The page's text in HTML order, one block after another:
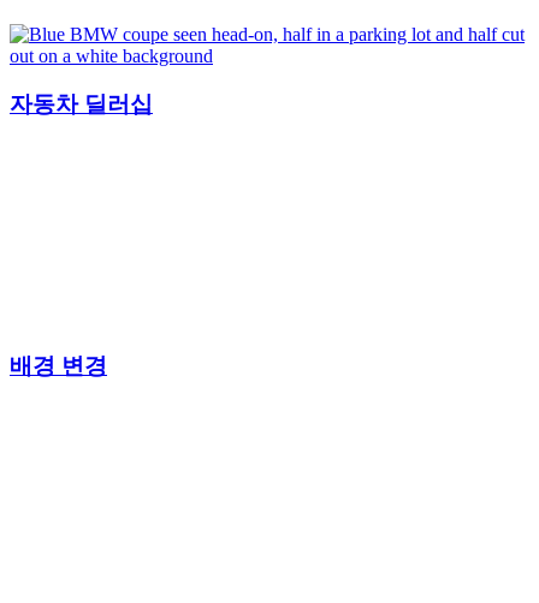
자동차 딜러십
배경 변경